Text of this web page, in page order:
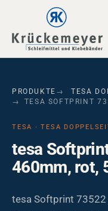
Skip to main navigation
Skip to main content
Skip to page footer
PRODUKTE
TESA
TESA SOFTPRINT
TESA · TESA
tesa
460mm, rot,
tesa Softprint